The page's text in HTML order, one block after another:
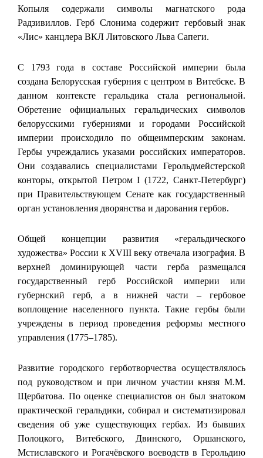
Копыля содержали символы магнатского рода
Радзивиллов. Герб Слонима содержит гербовый знак
«Лис» канцлера ВКЛ Литовского Льва Сапеги.
С 1793 года в составе Российской империи была
создана Белорусская губерния с центром в Витебске. В
данном контексте геральдика стала региональной.
Обретение официальных геральдических символов
белорусскими губерниями и городами Российской
империи происходило по общеимперским законам.
Гербы учреждались указами российских императоров.
Они создавались специалистами Герольдмейстерской
конторы, открытой Петром I (1722, Санкт-Петербург)
при Правительствующем Сенате как государственный
орган установления дворянства и дарования гербов.
Общей концепции развития «геральдического
художества» России к XVIII веку отвечала изография. В
верхней доминирующей части герба размещался
государственный герб Российской империи или
губернский герб, а в нижней части – гербовое
воплощение населенного пункта. Такие гербы были
учреждены в период проведения реформы местного
управления (1775–1785).
Развитие городского герботворчества осуществлялось
под руководством и при личном участии князя М.М.
Щербатова. По оценке специалистов он был знатоком
практической геральдики, собирал и систематизировал
сведения об уже существующих гербах. Из бывших
Полоцкого, Витебского, Двинского, Оршанского,
Мстиславского и Рогачёвского воеводств в Герольдию